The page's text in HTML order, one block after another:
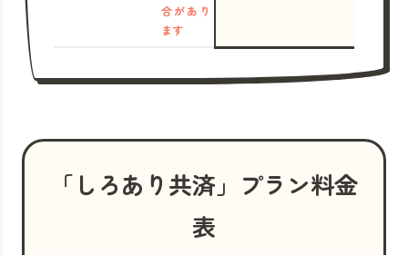
合があり
ます
「しろあり共済」プラン料金
表